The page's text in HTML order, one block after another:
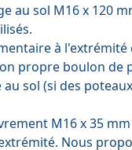
au sol M16 x 120
à l'extrémité
propre boulon de
au sol (si des
M16 x 35 mm
Nous